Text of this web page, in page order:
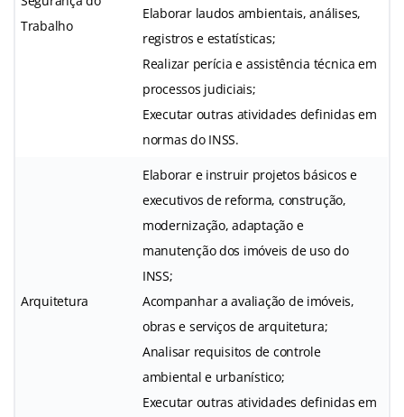
Trabalho
Elaborar laudos ambientais, análises,
registros e estatísticas;
Realizar perícia e assistência técnica em
processos judiciais;
Executar outras atividades definidas em
normas do INSS.
Arquitetura
Elaborar e instruir projetos básicos e
executivos de reforma, construção,
modernização, adaptação e
manutenção dos imóveis de uso do
INSS;
Acompanhar a avaliação de imóveis,
obras e serviços de arquitetura;
Analisar requisitos de controle
ambiental e urbanístico;
Executar outras atividades definidas em